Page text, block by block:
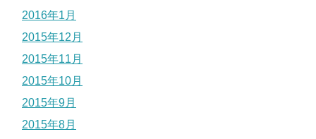
2016年1月
2015年12月
2015年11月
2015年10月
2015年9月
2015年8月